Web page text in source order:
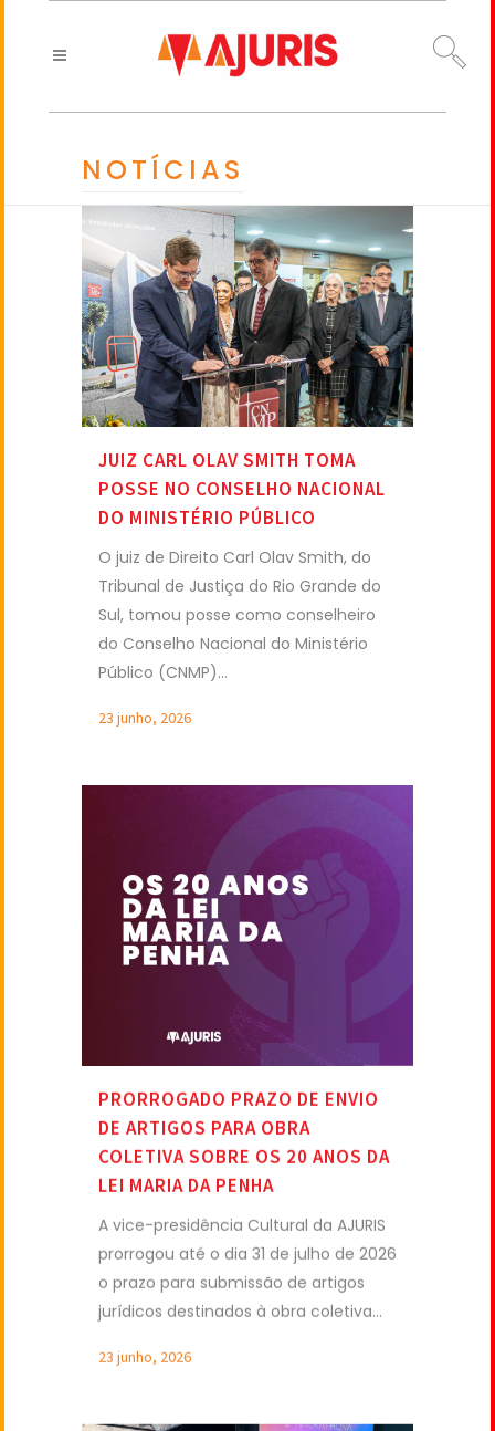
NOTÍCIAS
JUIZ CARL OLAV SMITH TOMA
POSSE NO CONSELHO NACIONAL
DO MINISTÉRIO PÚBLICO
O juiz de Direito Carl Olav Smith, do
Tribunal de Justiça do Rio Grande do
Sul, tomou posse como conselheiro
do Conselho Nacional do Ministério
Público (CNMP)...
23 junho, 2026
PRORROGADO PRAZO DE ENVIO
DE ARTIGOS PARA OBRA
COLETIVA SOBRE OS 20 ANOS DA
LEI MARIA DA PENHA
A vice-presidência Cultural da AJURIS
prorrogou até o dia 31 de julho de 2026
o prazo para submissão de artigos
jurídicos destinados à obra coletiva...
23 junho, 2026